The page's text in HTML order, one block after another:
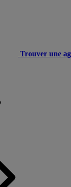
Trouver une